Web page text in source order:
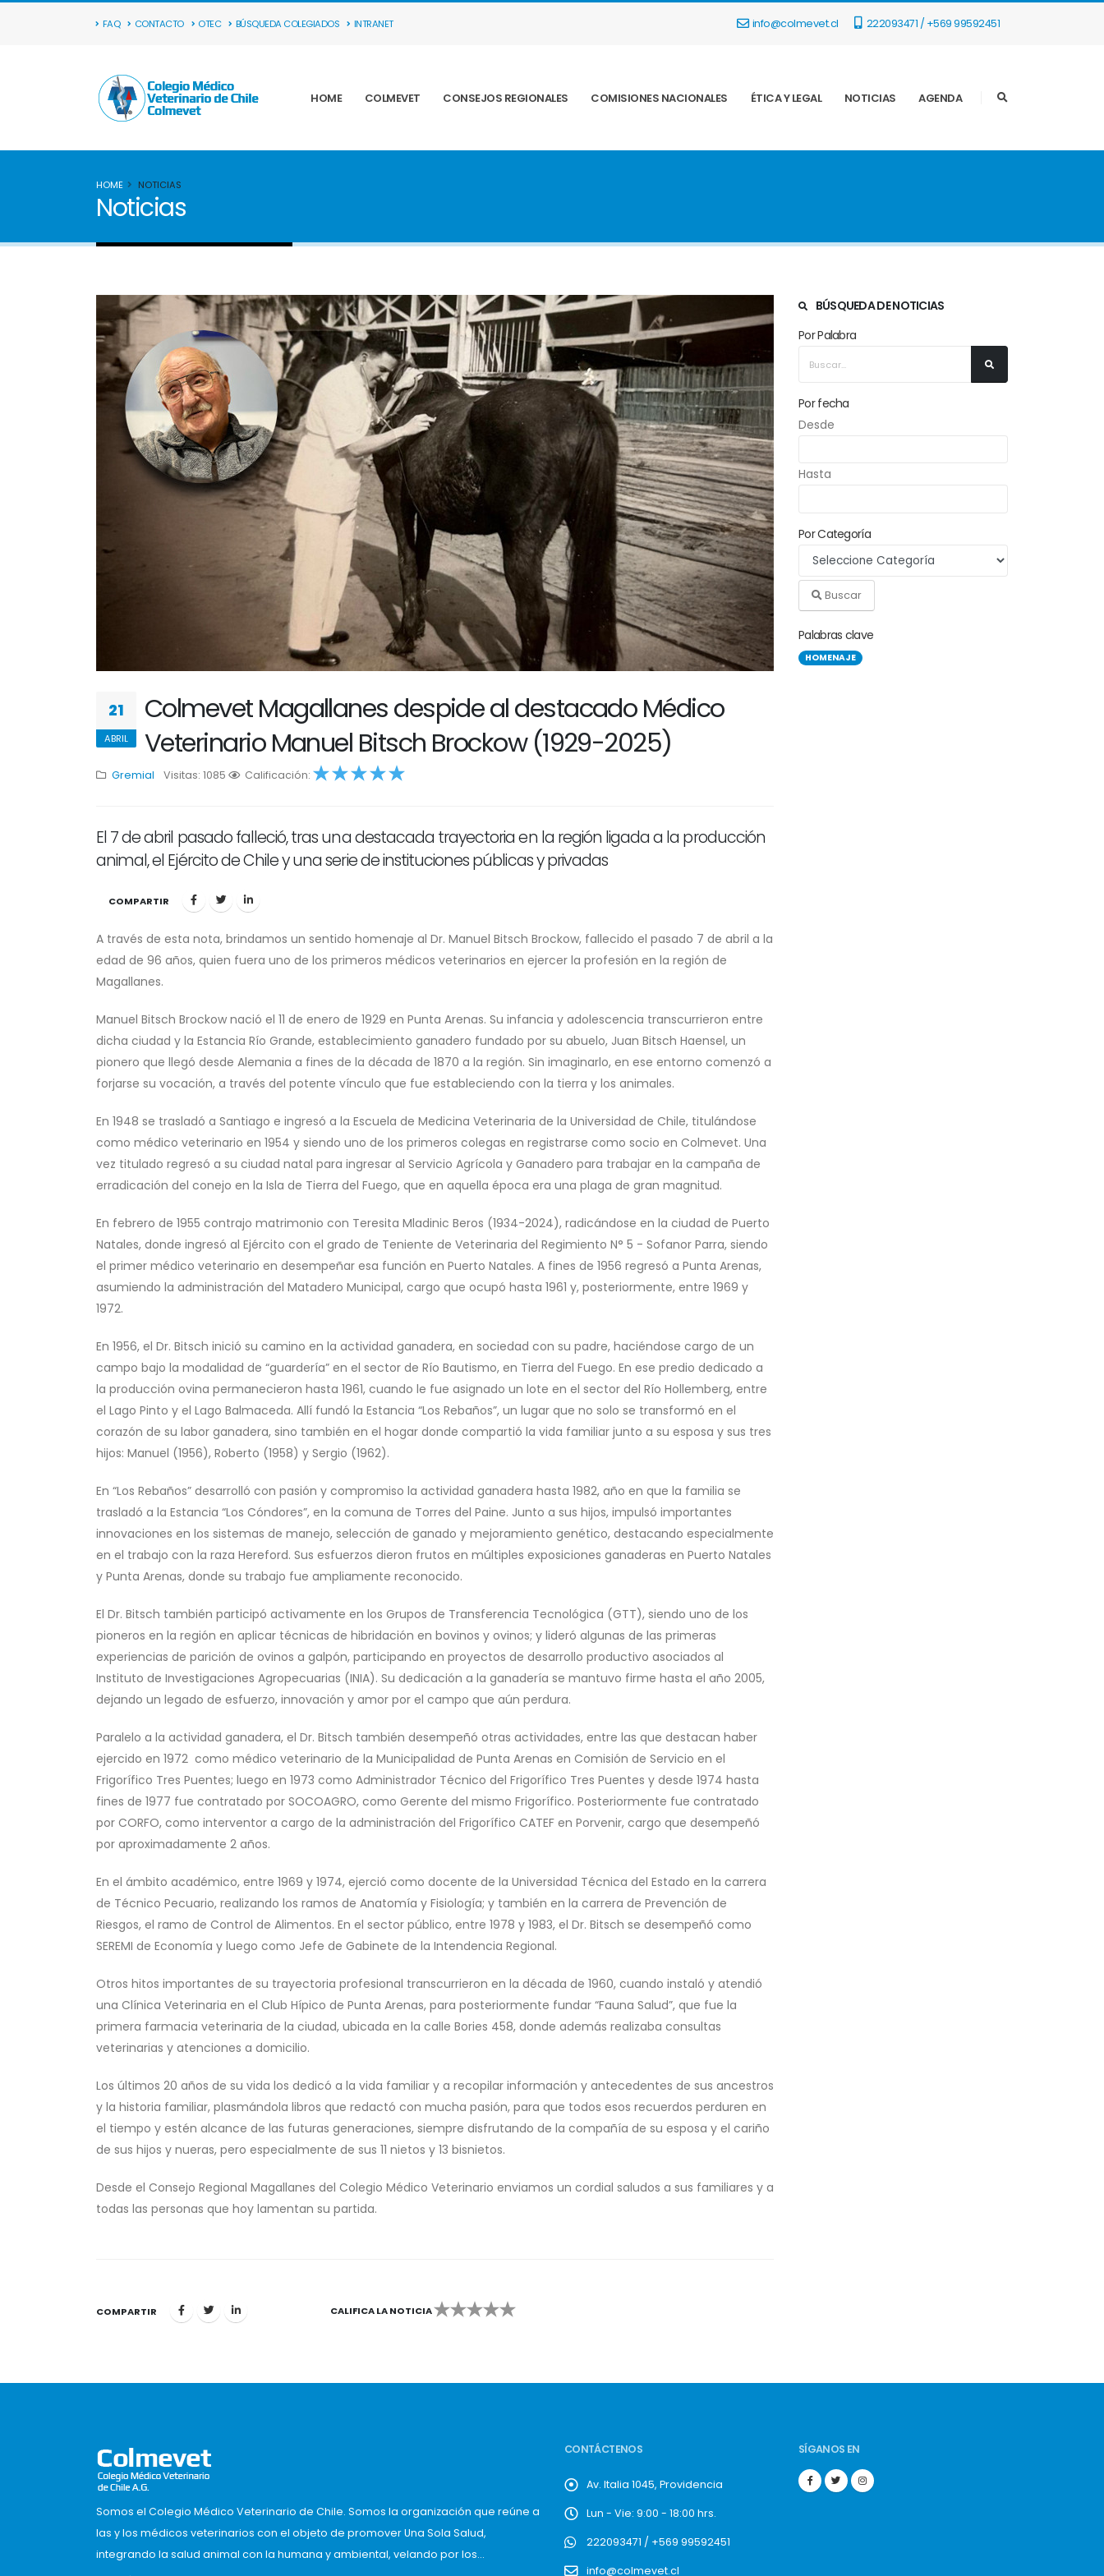
FAQ CONTACTO OTEC BÚSQUEDA COLEGIADOS INTRANET info@colmevet.cl 222093471 / +569 99592451
HOME COLMEVET CONSEJOS REGIONALES COMISIONES NACIONALES ÉTICA Y LEGAL NOTICIAS AGENDA
HOME NOTICIAS
Noticias
BÚSQUEDA DE NOTICIAS
Por Palabra
Por fecha
Desde
Hasta
Por Categoría
Buscar
Palabras clave
HOMENAJE
21
ABRIL
Colmevet Magallanes despide al destacado Médico
Veterinario Manuel Bitsch Brockow (1929-2025)
Gremial Visitas: 1085 Calificación:
1 2 3 4 5
El 7 de abril pasado falleció, tras una destacada trayectoria en la región ligada a la producción
animal, el Ejército de Chile y una serie de instituciones públicas y privadas
COMPARTIR
A través de esta nota, brindamos un sentido homenaje al Dr. Manuel Bitsch Brockow, fallecido el pasado 7 de abril a la
edad de 96 años, quien fuera uno de los primeros médicos veterinarios en ejercer la profesión en la región de
Magallanes.
Manuel Bitsch Brockow nació el 11 de enero de 1929 en Punta Arenas. Su infancia y adolescencia transcurrieron entre
dicha ciudad y la Estancia Río Grande, establecimiento ganadero fundado por su abuelo, Juan Bitsch Haensel, un
pionero que llegó desde Alemania a fines de la década de 1870 a la región. Sin imaginarlo, en ese entorno comenzó a
forjarse su vocación, a través del potente vínculo que fue estableciendo con la tierra y los animales.
En 1948 se trasladó a Santiago e ingresó a la Escuela de Medicina Veterinaria de la Universidad de Chile, titulándose
como médico veterinario en 1954 y siendo uno de los primeros colegas en registrarse como socio en Colmevet. Una
vez titulado regresó a su ciudad natal para ingresar al Servicio Agrícola y Ganadero para trabajar en la campaña de
erradicación del conejo en la Isla de Tierra del Fuego, que en aquella época era una plaga de gran magnitud.
En febrero de 1955 contrajo matrimonio con Teresita Mladinic Beros (1934-2024), radicándose en la ciudad de Puerto
Natales, donde ingresó al Ejército con el grado de Teniente de Veterinaria del Regimiento N° 5 - Sofanor Parra, siendo
el primer médico veterinario en desempeñar esa función en Puerto Natales. A fines de 1956 regresó a Punta Arenas,
asumiendo la administración del Matadero Municipal, cargo que ocupó hasta 1961 y, posteriormente, entre 1969 y
1972.
En 1956, el Dr. Bitsch inició su camino en la actividad ganadera, en sociedad con su padre, haciéndose cargo de un
campo bajo la modalidad de “guardería” en el sector de Río Bautismo, en Tierra del Fuego. En ese predio dedicado a
la producción ovina permanecieron hasta 1961, cuando le fue asignado un lote en el sector del Río Hollemberg, entre
el Lago Pinto y el Lago Balmaceda. Allí fundó la Estancia “Los Rebaños”, un lugar que no solo se transformó en el
corazón de su labor ganadera, sino también en el hogar donde compartió la vida familiar junto a su esposa y sus tres
hijos: Manuel (1956), Roberto (1958) y Sergio (1962).
En “Los Rebaños” desarrolló con pasión y compromiso la actividad ganadera hasta 1982, año en que la familia se
trasladó a la Estancia “Los Cóndores”, en la comuna de Torres del Paine. Junto a sus hijos, impulsó importantes
innovaciones en los sistemas de manejo, selección de ganado y mejoramiento genético, destacando especialmente
en el trabajo con la raza Hereford. Sus esfuerzos dieron frutos en múltiples exposiciones ganaderas en Puerto Natales
y Punta Arenas, donde su trabajo fue ampliamente reconocido.
El Dr. Bitsch también participó activamente en los Grupos de Transferencia Tecnológica (GTT), siendo uno de los
pioneros en la región en aplicar técnicas de hibridación en bovinos y ovinos; y lideró algunas de las primeras
experiencias de parición de ovinos a galpón, participando en proyectos de desarrollo productivo asociados al
Instituto de Investigaciones Agropecuarias (INIA). Su dedicación a la ganadería se mantuvo firme hasta el año 2005,
dejando un legado de esfuerzo, innovación y amor por el campo que aún perdura.
Paralelo a la actividad ganadera, el Dr. Bitsch también desempeñó otras actividades, entre las que destacan haber
ejercido en 1972 como médico veterinario de la Municipalidad de Punta Arenas en Comisión de Servicio en el
Frigorífico Tres Puentes; luego en 1973 como Administrador Técnico del Frigorífico Tres Puentes y desde 1974 hasta
fines de 1977 fue contratado por SOCOAGRO, como Gerente del mismo Frigorífico. Posteriormente fue contratado
por CORFO, como interventor a cargo de la administración del Frigorífico CATEF en Porvenir, cargo que desempeñó
por aproximadamente 2 años.
En el ámbito académico, entre 1969 y 1974, ejerció como docente de la Universidad Técnica del Estado en la carrera
de Técnico Pecuario, realizando los ramos de Anatomía y Fisiología; y también en la carrera de Prevención de
Riesgos, el ramo de Control de Alimentos. En el sector público, entre 1978 y 1983, el Dr. Bitsch se desempeñó como
SEREMI de Economía y luego como Jefe de Gabinete de la Intendencia Regional.
Otros hitos importantes de su trayectoria profesional transcurrieron en la década de 1960, cuando instaló y atendió
una Clínica Veterinaria en el Club Hípico de Punta Arenas, para posteriormente fundar “Fauna Salud”, que fue la
primera farmacia veterinaria de la ciudad, ubicada en la calle Bories 458, donde además realizaba consultas
veterinarias y atenciones a domicilio.
Los últimos 20 años de su vida los dedicó a la vida familiar y a recopilar información y antecedentes de sus ancestros
y la historia familiar, plasmándola libros que redactó con mucha pasión, para que todos esos recuerdos perduren en
el tiempo y estén alcance de las futuras generaciones, siempre disfrutando de la compañía de su esposa y el cariño
de sus hijos y nueras, pero especialmente de sus 11 nietos y 13 bisnietos.
Desde el Consejo Regional Magallanes del Colegio Médico Veterinario enviamos un cordial saludos a sus familiares y a
todas las personas que hoy lamentan su partida.
COMPARTIR CALIFICA LA NOTICIA
1 2 3 4 5
Somos el Colegio Médico Veterinario de Chile. Somos la organización que reúne a
las y los médicos veterinarios con el objeto de promover Una Sola Salud,
integrando la salud animal con la humana y ambiental, velando por los...
CONTÁCTENOS
Av. Italia 1045, Providencia
Lun - Vie: 9:00 - 18:00 hrs.
222093471 / +569 99592451
info@colmevet.cl
SÍGANOS EN